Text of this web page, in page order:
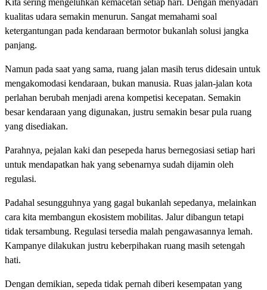
Kita sering mengeluhkan kemacetan setiap hari. Dengan menyadari
kualitas udara semakin menurun. Sangat memahami soal
ketergantungan pada kendaraan bermotor bukanlah solusi jangka
panjang.
Namun pada saat yang sama, ruang jalan masih terus didesain untuk
mengakomodasi kendaraan, bukan manusia. Ruas jalan-jalan kota
perlahan berubah menjadi arena kompetisi kecepatan. Semakin
besar kendaraan yang digunakan, justru semakin besar pula ruang
yang disediakan.
Parahnya, pejalan kaki dan pesepeda harus bernegosiasi setiap hari
untuk mendapatkan hak yang sebenarnya sudah dijamin oleh
regulasi.
Padahal sesungguhnya yang gagal bukanlah sepedanya, melainkan
cara kita membangun ekosistem mobilitas. Jalur dibangun tetapi
tidak tersambung. Regulasi tersedia malah pengawasannya lemah.
Kampanye dilakukan justru keberpihakan ruang masih setengah
hati.
Dengan demikian, sepeda tidak pernah diberi kesempatan yang